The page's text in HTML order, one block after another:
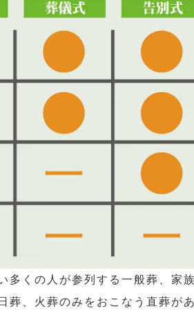
多くの人が参列する一般葬、家
葬、火葬のみをおこなう直葬があ